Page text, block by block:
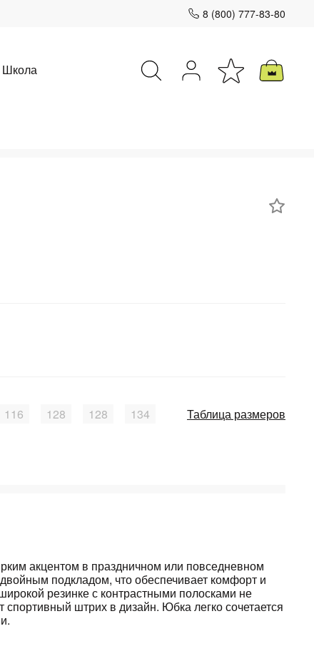
8 (800) 777-83-80
Школа
116 128 128 134 Таблица размеров
акцентом в праздничном или повседневном
подкладом, что обеспечивает комфорт и
резинке с контрастными полосками не
спортивный штрих в дизайн. Юбка легко сочетается